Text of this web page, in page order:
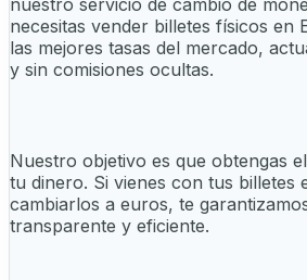
necesitas vender billetes físicos en
las mejores tasas del mercado,
y sin comisiones ocultas.
Nuestro objetivo es que obtengas
tu dinero. Si vienes con tus billetes
cambiarlos a euros, te
transparente y eficiente.